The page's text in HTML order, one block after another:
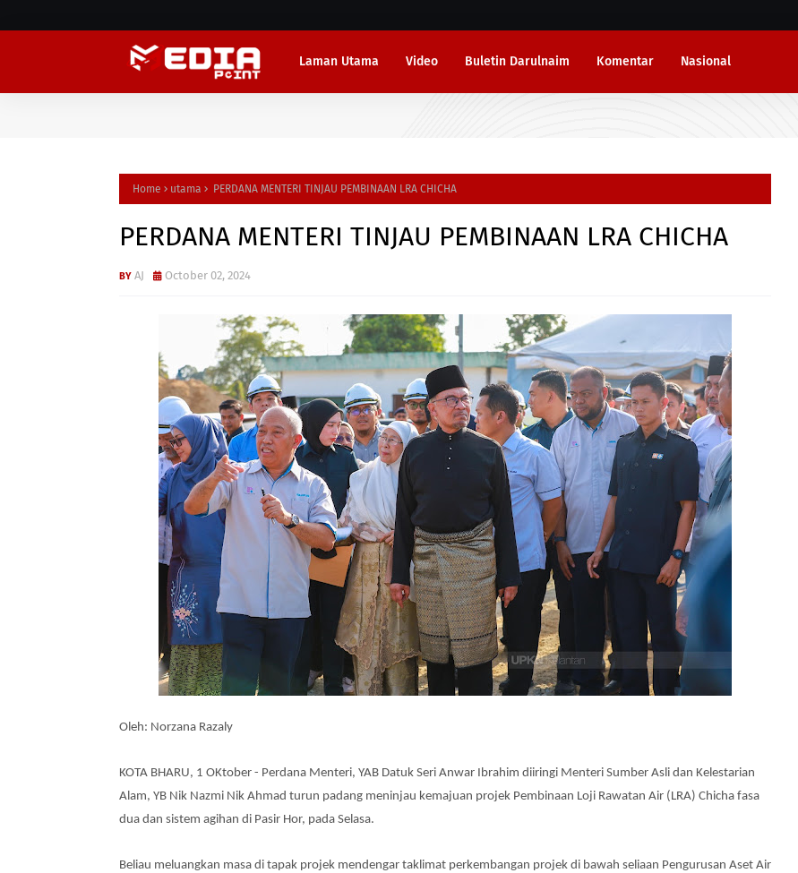
Laman Utama Video Buletin Darulnaim Komentar Nasional
Home utama PERDANA MENTERI TINJAU PEMBINAAN LRA CHICHA
PERDANA MENTERI TINJAU PEMBINAAN LRA CHICHA
AJ October 02, 2024
Oleh: Norzana Razaly
KOTA BHARU, 1 OKtober - Perdana Menteri, YAB Datuk Seri Anwar Ibrahim diiringi Menteri Sumber Asli dan Kelestarian
Alam, YB Nik Nazmi Nik Ahmad turun padang meninjau kemajuan projek Pembinaan Loji Rawatan Air (LRA) Chicha fasa
dua dan sistem agihan di Pasir Hor, pada Selasa.
Beliau meluangkan masa di tapak projek mendengar taklimat perkembangan projek di bawah seliaan Pengurusan Aset Air